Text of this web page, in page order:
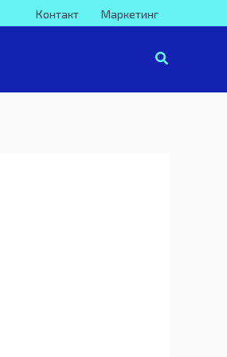
Контакт Маркетинг